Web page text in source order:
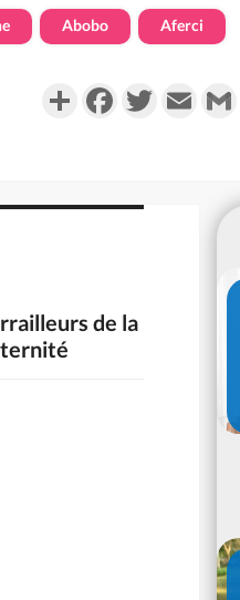
Abobo Aferci
PartagerFacebookTwitterEmail
de la